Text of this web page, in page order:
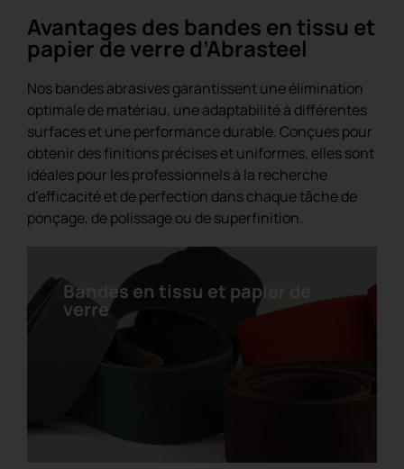
Bande de conditionnement de
surface
Avantages des bandes en tissu et
papier de verre d’Abrasteel
Nos bandes abrasives garantissent une élimination
optimale de matériau, une adaptabilité à différentes
surfaces et une performance durable. Conçues pour
obtenir des finitions précises et uniformes, elles sont
idéales pour les professionnels à la recherche
d’efficacité et de perfection dans chaque tâche de
ponçage, de polissage ou de superfinition.
Bandes en tissu et papier de
verre